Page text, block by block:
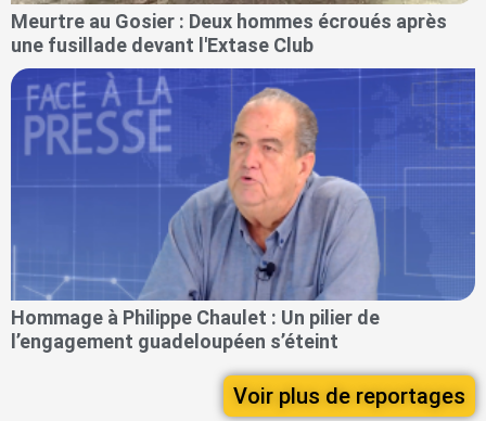
Meurtre au Gosier : Deux hommes écroués après
une fusillade devant l'Extase Club
Hommage à Philippe Chaulet : Un pilier de
l’engagement guadeloupéen s’éteint
Voir plus de reportages